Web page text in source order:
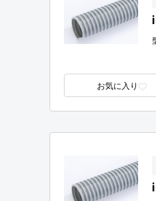
お気に入り